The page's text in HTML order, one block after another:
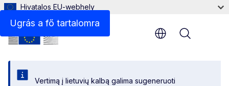
Ugrás a fő tartalomra
Hivatalos EU-webhely
Vertimą į lietuvių kalbą galima sugeneruoti
Menu
Üzleti információs és támogató hálózatok